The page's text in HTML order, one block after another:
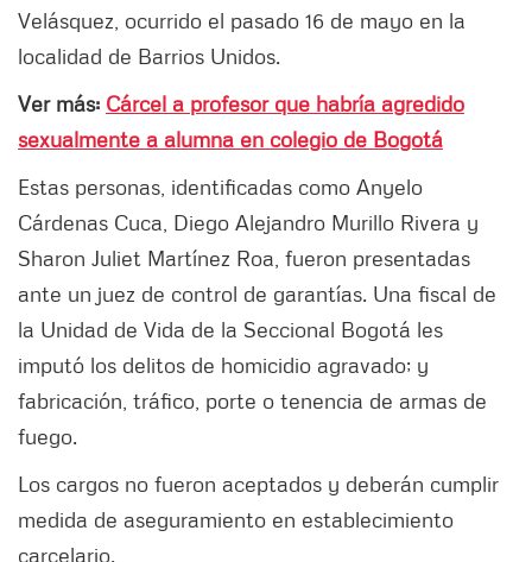
Velásquez, ocurrido el pasado 16 de mayo en la
localidad de Barrios Unidos.
Ver más: Cárcel a profesor que habría agredido
sexualmente a alumna en colegio de Bogotá
Estas personas, identificadas como Anyelo
Cárdenas Cuca, Diego Alejandro Murillo Rivera y
Sharon Juliet Martínez Roa, fueron presentadas
ante un juez de control de garantías. Una fiscal de
la Unidad de Vida de la Seccional Bogotá les
imputó los delitos de homicidio agravado; y
fabricación, tráfico, porte o tenencia de armas de
fuego.
Los cargos no fueron aceptados y deberán cumplir
medida de aseguramiento en establecimiento
carcelario.